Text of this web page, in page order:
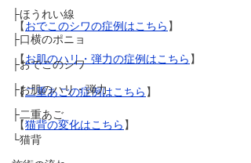
├ほうれい線
├口横のポニョ
├おでこのシワ
├お肌のハリ・弾力
├二重あご
└猫背
【おでこのシワの症例はこちら 】
【お肌のハリ・弾力の症例はこちら 】
【二重あごの症例はこちら 】
【猫背の変化はこちら 】